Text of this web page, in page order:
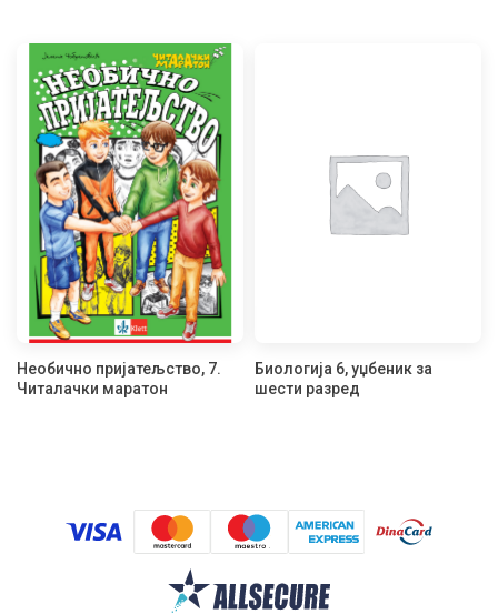
Необично пријатељство, 7.
Читалачки маратон
Биологија 6, уџбеник за
шести разред